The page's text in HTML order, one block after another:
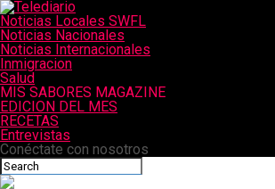
Noticias Locales SWFL
Noticias Nacionales
Noticias Internacionales
Inmigracion
Salud
MIS SABORES MAGAZINE
EDICION DEL MES
RECETAS
Entrevistas
Conéctate con nosotros